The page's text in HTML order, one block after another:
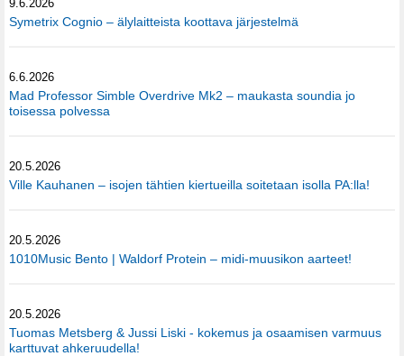
9.6.2026
Symetrix Cognio – älylaitteista koottava järjestelmä
6.6.2026
Mad Professor Simble Overdrive Mk2 – maukasta soundia jo
toisessa polvessa
20.5.2026
Ville Kauhanen – isojen tähtien kiertueilla soitetaan isolla PA:lla!
20.5.2026
1010Music Bento | Waldorf Protein – midi-muusikon aarteet!
20.5.2026
Tuomas Metsberg & Jussi Liski - kokemus ja osaamisen varmuus
karttuvat ahkeruudella!